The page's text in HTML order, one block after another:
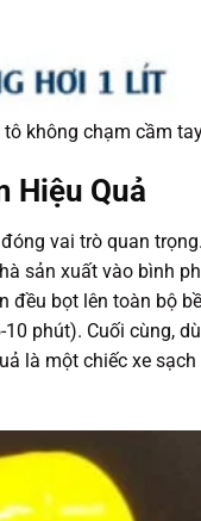
không chạm cầm
Hiệu Quả
vai trò quan trọng.
sản xuất vào bình
đều bọt lên toàn bộ bề
phút). Cuối cùng,
là một chiếc xe sạch